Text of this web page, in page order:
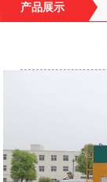
产品展示